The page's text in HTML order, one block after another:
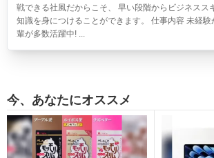
戦できる社風だからこそ、 早い段階からビジネスス
知識を身につけることができます。 仕事内容 未経
輩が多数活躍中! ...
今、あなたにオススメ